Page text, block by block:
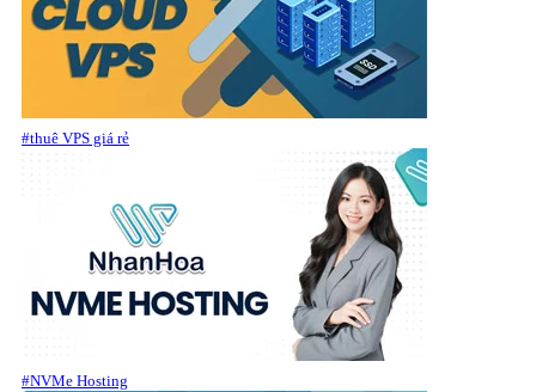
#thuê VPS giá rẻ
#NVMe Hosting